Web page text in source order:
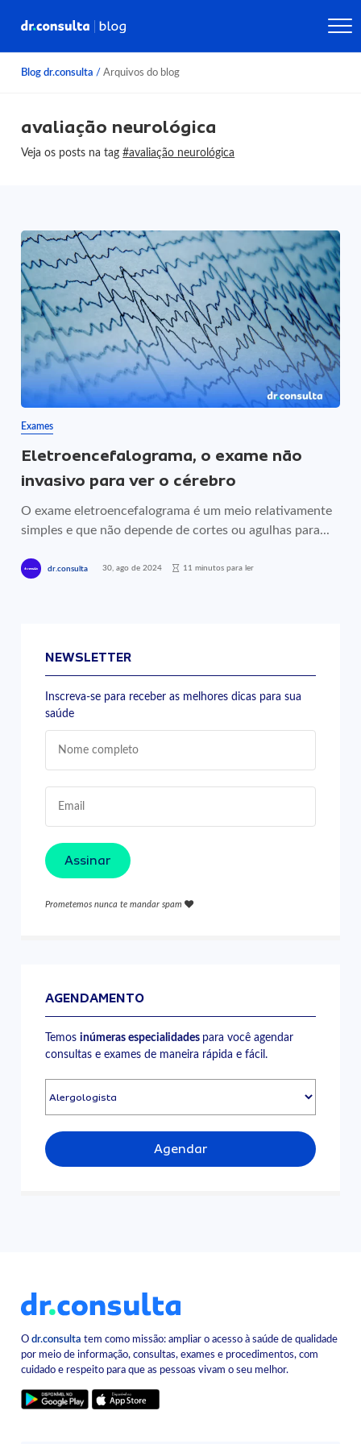
Blog dr.consulta / Arquivos do blog
avaliação neurológica
Veja os posts na tag#avaliação neurológica
Exames
Eletroencefalograma, o exame não
invasivo para ver o cérebro
O exame eletroencefalograma é um meio relativamente
simples e que não depende de cortes ou agulhas para...
dr.consulta 30, ago de 2024 11 minutos para ler
NEWSLETTER
Inscreva-se para receber as melhores dicas para sua
saúde
Assinar
Prometemos nunca te mandar spam
AGENDAMENTO
Temosinúmeras especialidades para você agendar
consultas e exames de maneira rápida e fácil.
Agendar
Odr.consulta tem como missão: ampliar o acesso à saúde de qualidade
por meio de informação, consultas, exames e procedimentos, com
cuidado e respeito para que as pessoas vivam o seu melhor.